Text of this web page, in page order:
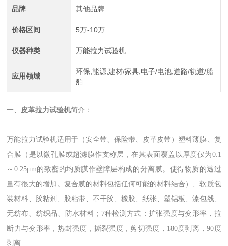
品牌 其他品牌
价格区间 5万-10万
仪器种类 万能拉力试验机
应用领域
环保,能源,建材/家具,电子/电池,道路/轨道/船
舶
一、 皮革拉力试验机简介：
万能拉力试验机适用于（安全带、保险带、皮革皮带）塑料薄膜、复
合膜（是以微孔膜或超滤膜作支称层，在其表面覆盖以厚度仅为0.1
～0.25μm的致密的均质膜作壁障层构成的分离膜。使得物质的透过
量有很大的增加。复合膜的材料包括任何可能的材料结合）、软质包
装材料、胶粘剂、胶粘带、不干胶、橡胶、纸张、塑铝板、漆包线、
无纺布、纺织品、防水材料；7种检测方式：扩张强度与变形率，拉
断力与变形率，热封强度，撕裂强度，剪切强度，180度剥离，90度
剥离